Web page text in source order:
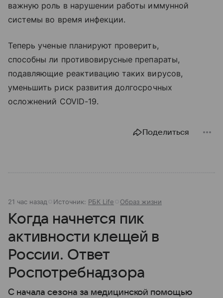
важную роль в нарушении работы иммунной
системы во время инфекции.
Теперь ученые планируют проверить,
способны ли противовирусные препараты,
подавляющие реактивацию таких вирусов,
уменьшить риск развития долгосрочных
осложнений COVID-19.
Поделиться
21 час назад Источник: РБК Life Образ жизни
Когда начнется пик
активности клещей в
России. Ответ
Роспотребнадзора
С начала сезона за медицинской помощью